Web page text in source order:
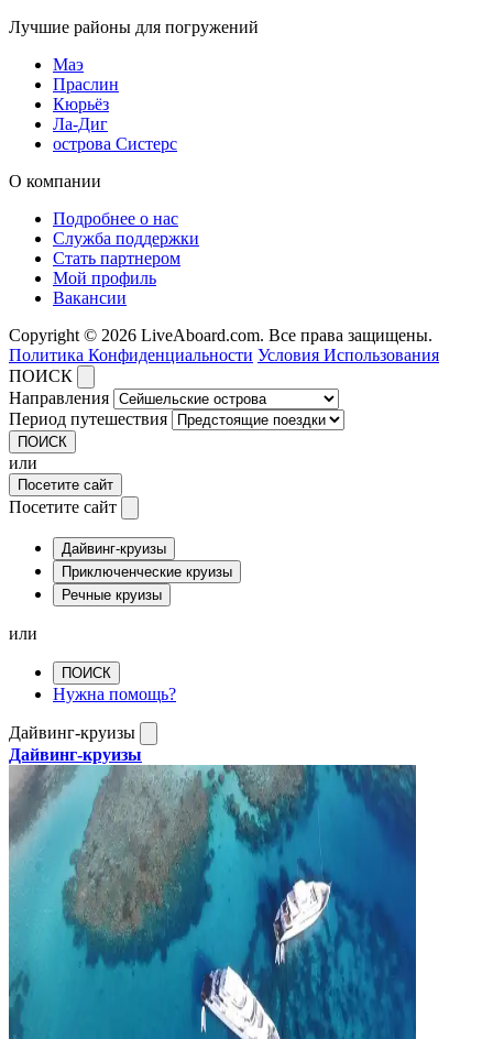
Лучшие районы для погружений
Маэ
Праслин
Кюрьёз
Ла-Диг
острова Систерс
О компании
Подробнее о нас
Служба поддержки
Стать партнером
Мой профиль
Вакансии
Copyright © 2026 LiveAboard.com. Все права защищены.
Политика Конфиденциальности Условия Использования
ПОИСК
Направления
Период путешествия
ПОИСК
или
Посетите сайт
Посетите сайт
Дайвинг-круизы
Приключенческие круизы
Речные круизы
или
ПОИСК
Нужна помощь?
Дайвинг-круизы
Дайвинг-круизы